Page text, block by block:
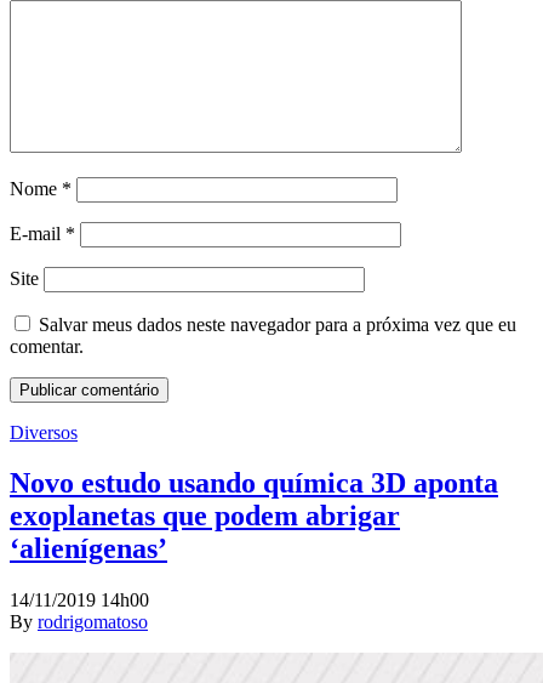
Nome *
E-mail *
Site
Salvar meus dados neste navegador para a próxima vez que eu
comentar.
Diversos
Novo estudo usando química 3D aponta
exoplanetas que podem abrigar
‘alienígenas’
14/11/2019 14h00
By rodrigomatoso